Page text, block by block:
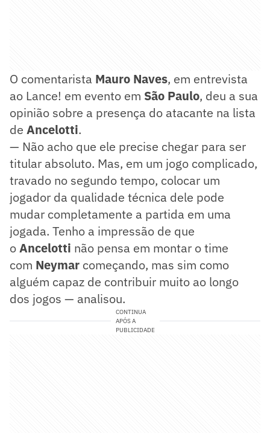
O comentarista Mauro Naves, em entrevista
ao Lance! em evento em São Paulo, deu a sua
opinião sobre a presença do atacante na lista
de Ancelotti.
— Não acho que ele precise chegar para ser
titular absoluto. Mas, em um jogo complicado,
travado no segundo tempo, colocar um
jogador da qualidade técnica dele pode
mudar completamente a partida em uma
jogada. Tenho a impressão de que
oAncelotti não pensa em montar o time
com Neymar começando, mas sim como
alguém capaz de contribuir muito ao longo
dos jogos — analisou.
CONTINUA
APÓS A
PUBLICIDADE